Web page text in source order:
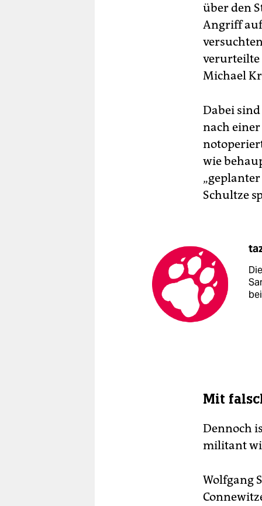
über den
Angriff auf
verurteilte
Michael
Dabei
nach
wie
Schultze
bei
Mit
Dennoch
militant
Wolfgang